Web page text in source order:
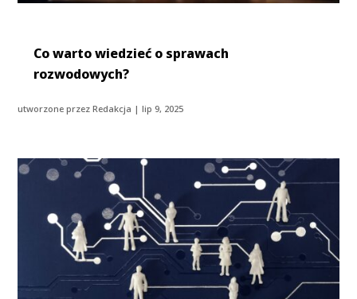
Co warto wiedzieć o sprawach
rozwodowych?
utworzone przezRedakcja |lip 9, 2025